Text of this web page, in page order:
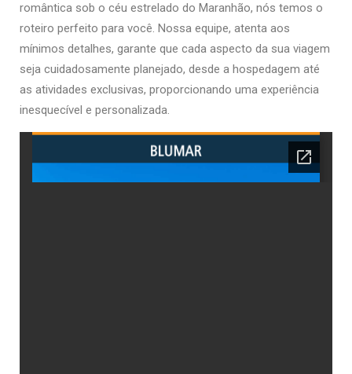
romântica sob o céu estrelado do Maranhão, nós temos o
roteiro perfeito para você. Nossa equipe, atenta aos
mínimos detalhes, garante que cada aspecto da sua viagem
seja cuidadosamente planejado, desde a hospedagem até
as atividades exclusivas, proporcionando uma experiência
inesquecível e personalizada.